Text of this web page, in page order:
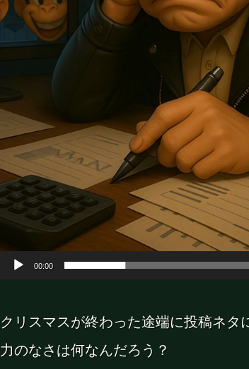
00:00
クリスマスが終わった途端に投稿ネタ
力のなさは何なんだろう？